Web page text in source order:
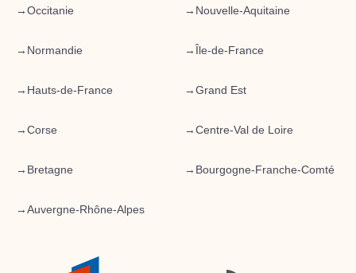
→Occitanie → Nouvelle-Aquitaine
→ Normandie → Île-de-France
→ Hauts-de-France →Grand Est
→Corse →Centre-Val de Loire
→ Bretagne → Bourgogne-Franche-Comté
→Auvergne-Rhône-Alpes